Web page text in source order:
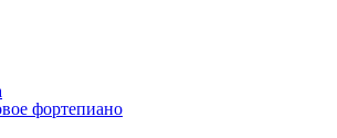
фортепиано